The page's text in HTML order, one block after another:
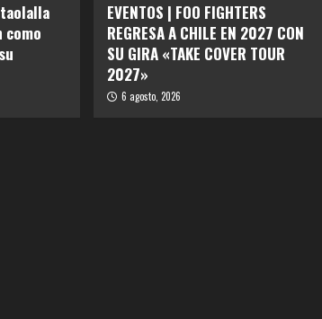
como
EVENTOS | FOO FIGHTERS
REGRESA A CHILE EN 2027 CON
SU GIRA «TAKE COVER TOUR
2027»
6 agosto, 2026